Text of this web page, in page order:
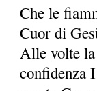
Che le
Cuor di
Alle volte
confidenza